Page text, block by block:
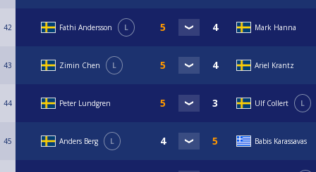
42 Fathi Andersson L Mark Hanna
43 Zimin Chen L Ariel Krantz
44 Peter Lundgren Ulf Collert L
45 Anders Berg L Babis Karassavas